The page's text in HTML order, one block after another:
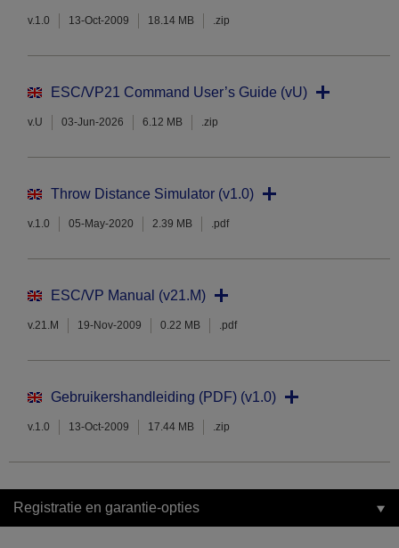
v.1.0 13-Oct-2009 18.14 MB .zip
ESC/VP21 Command User’s Guide (vU)
v.U 03-Jun-2026 6.12 MB .zip
Throw Distance Simulator (v1.0)
v.1.0 05-May-2020 2.39 MB .pdf
ESC/VP Manual (v21.M)
v.21.M 19-Nov-2009 0.22 MB .pdf
Gebruikershandleiding (PDF) (v1.0)
v.1.0 13-Oct-2009 17.44 MB .zip
Registratie en garantie-opties